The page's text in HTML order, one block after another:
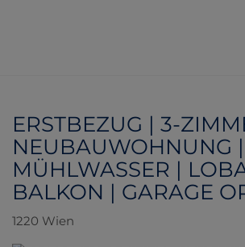
ERSTBEZUG | 3-
NEUBAUWOHNUNG |
MÜHLWASSER |
BALKON | GARAGE
1220 Wien